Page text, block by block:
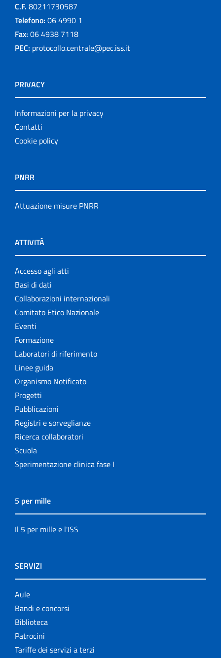
C.F. 80211730587
Telefono: 06 4990 1
Fax: 06 4938 7118
PEC: protocollo.centrale@pec.iss.it
PRIVACY
Informazioni per la privacy
Contatti
Cookie policy
PNRR
Attuazione misure PNRR
ATTIVITÀ
Accesso agli atti
Basi di dati
Collaborazioni internazionali
Comitato Etico Nazionale
Eventi
Formazione
Laboratori di riferimento
Linee guida
Organismo Notificato
Progetti
Pubblicazioni
Registri e sorveglianze
Ricerca collaboratori
Scuola
Sperimentazione clinica fase I
5 per mille
Il 5 per mille e l'ISS
SERVIZI
Aule
Bandi e concorsi
Biblioteca
Patrocini
Tariffe dei servizi a terzi